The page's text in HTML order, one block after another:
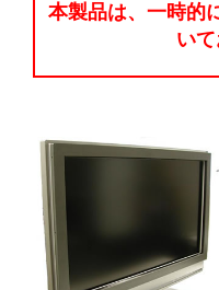
本製品は、一時的
いて